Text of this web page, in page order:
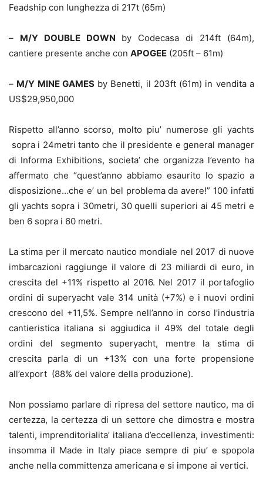
Feadship con lunghezza di 217t (65m)
– M/Y DOUBLE DOWN by Codecasa di 214ft (64m),
cantiere presente anche con APOGEE (205ft – 61m)
– M/Y MINE GAMESby Benetti, il 203ft (61m) in vendita a
US$29,950,000
Rispetto all’anno scorso, molto piu’ numerose gli yachts
sopra i 24metri tanto che il presidente e general manager
di Informa Exhibitions, societa’ che organizza l’evento ha
affermato che “quest’anno abbiamo esaurito lo spazio a
disposizione…che e’ un bel problema da avere!” 100 infatti
gli yachts sopra i 30metri, 30 quelli superiori ai 45 metri e
ben 6 sopra i 60 metri.
La stima per il mercato nautico mondiale nel 2017 di nuove
imbarcazioni raggiunge il valore di 23 miliardi di euro, in
crescita del +11% rispetto al 2016. Nel 2017 il portafoglio
ordini di superyacht vale 314 unità (+7%) e i nuovi ordini
crescono del +11,5%. Sempre nell’anno in corso l’industria
cantieristica italiana si aggiudica il 49% del totale degli
ordini del segmento superyacht, mentre la stima di
crescita parla di un +13% con una forte propensione
all’export (88% del valore della produzione).
Non possiamo parlare di ripresa del settore nautico, ma di
certezza, la certezza di un settore che dimostra e mostra
talenti, imprenditorialita’ italiana d’eccellenza, investimenti:
insomma il Made in Italy piace sempre di piu’ e spopola
anche nella committenza americana e si impone ai vertici.